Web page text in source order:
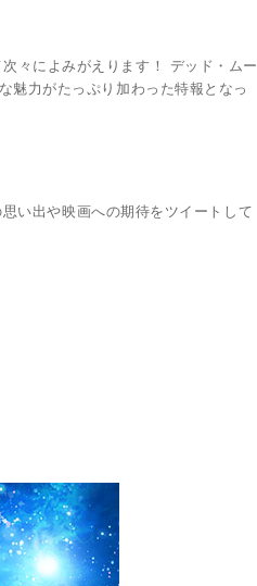
々によみがえります！ デッド・ムー
魅力がたっぷり加わった特報となっ
い出や映画への期待をツイートして